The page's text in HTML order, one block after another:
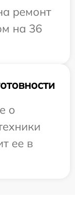
ремонт
на 36
о
ее в